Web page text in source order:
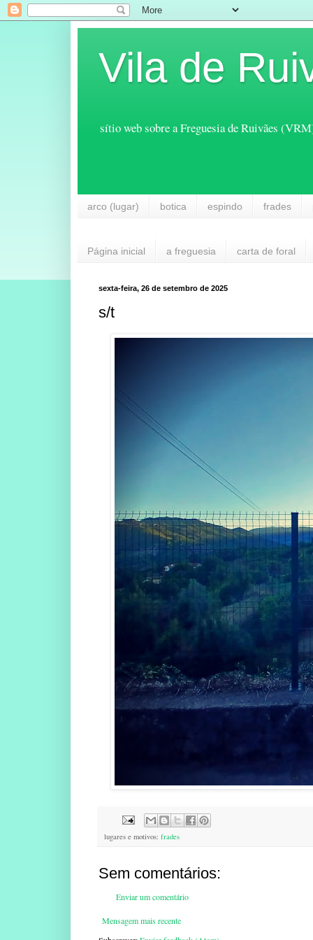
Vila de
sítio web sobre a Freguesia de Ruivães
arco (lugar) botica espindo frades
Página inicial a freguesia carta de foral
sexta-feira, 26 de setembro de 2025
s/t
lugares e motivos: frades
Sem comentários:
Enviar um comentário
Mensagem mais recente